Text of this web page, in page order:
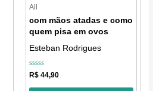
All
com mãos atadas e como
quem pisa em ovos
Esteban Rodrigues
Avaliação
0
de
R$ 44,90